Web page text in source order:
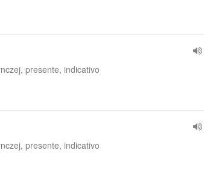
presente, indicativo
presente, indicativo